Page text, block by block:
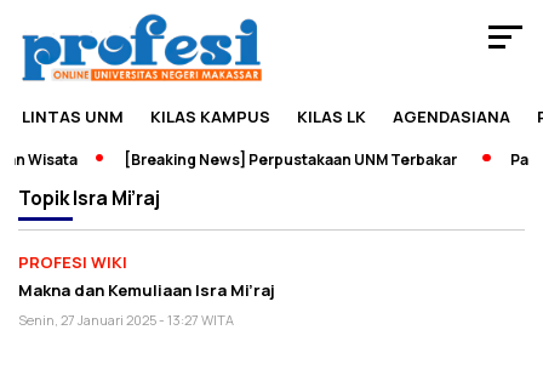
LINTAS UNM KILAS KAMPUS KILAS LK AGENDASIANA
Wisata [Breaking News] Perpustakaan UNM Terbakar
TopikIsra Mi’raj
PROFESI WIKI
Makna dan Kemuliaan Isra Mi’raj
Senin, 27 Januari 2025 - 13:27 WITA